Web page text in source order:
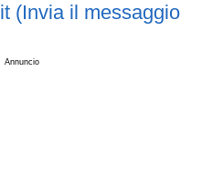
it (Invia il messaggio
Annuncio